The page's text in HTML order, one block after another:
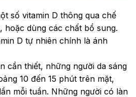
số vitamin D thông qua chế
hoặc dùng các chất bổ sung.
D tự nhiên chính là ánh
cần thiết, những người da sáng
10 đến 15 phút trên mặt,
mỗi tuần. Những người có làn